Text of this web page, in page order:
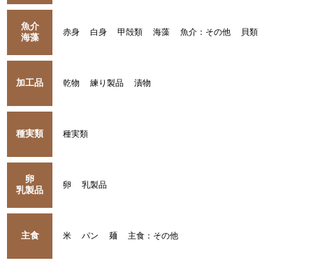
魚介
海藻
赤身 白身 甲殻類 海藻 魚介：その他 貝類
加工品 乾物 練り製品 漬物
種実類 種実類
卵
乳製品
卵 乳製品
主食 米 パン 麺 主食：その他